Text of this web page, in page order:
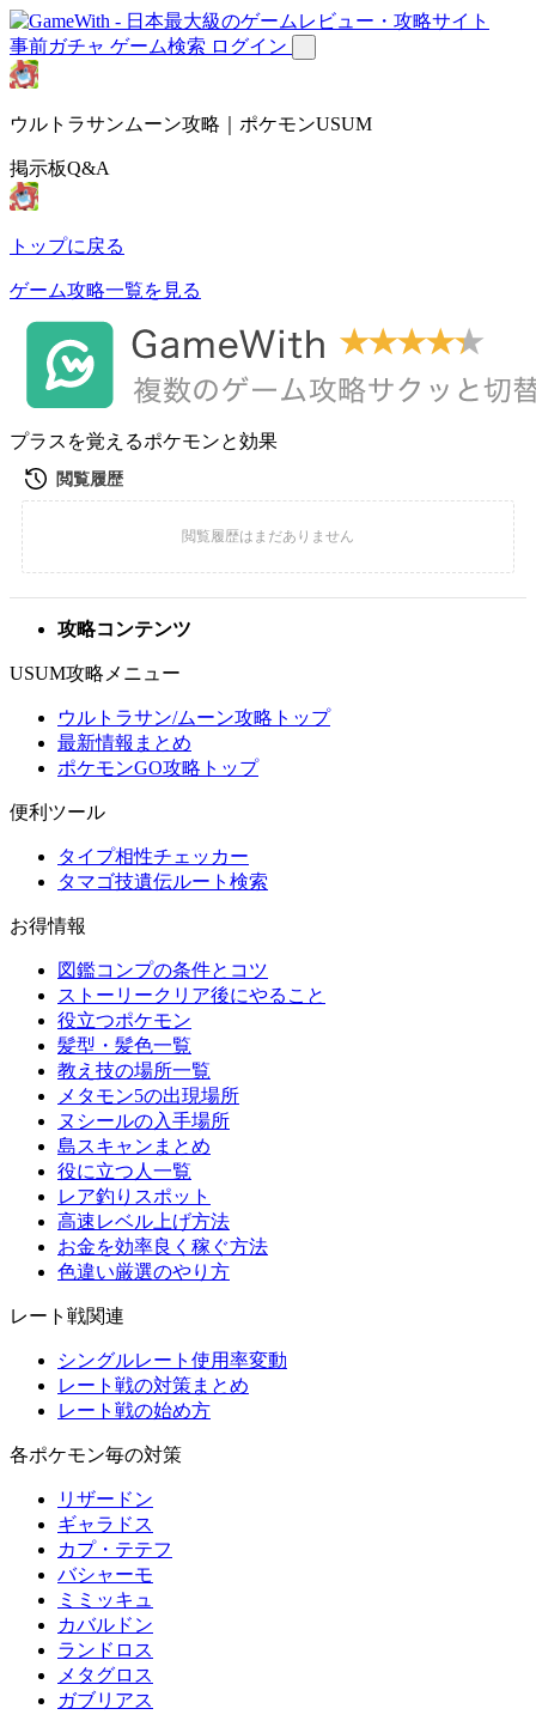
事前ガチャ ゲーム検索 ログイン
ウルトラサンムーン攻略｜ポケモンUSUM
掲示板Q&A
トップに戻る
ゲーム攻略一覧を見る
プラスを覚えるポケモンと効果
攻略コンテンツ
USUM攻略メニュー
ウルトラサン/ムーン攻略トップ
最新情報まとめ
ポケモンGO攻略トップ
便利ツール
タイプ相性チェッカー
タマゴ技遺伝ルート検索
お得情報
図鑑コンプの条件とコツ
ストーリークリア後にやること
役立つポケモン
髪型・髪色一覧
教え技の場所一覧
メタモン5の出現場所
ヌシールの入手場所
島スキャンまとめ
役に立つ人一覧
レア釣りスポット
高速レベル上げ方法
お金を効率良く稼ぐ方法
色違い厳選のやり方
レート戦関連
シングルレート使用率変動
レート戦の対策まとめ
レート戦の始め方
各ポケモン毎の対策
リザードン
ギャラドス
カプ・テテフ
バシャーモ
ミミッキュ
カバルドン
ランドロス
メタグロス
ガブリアス